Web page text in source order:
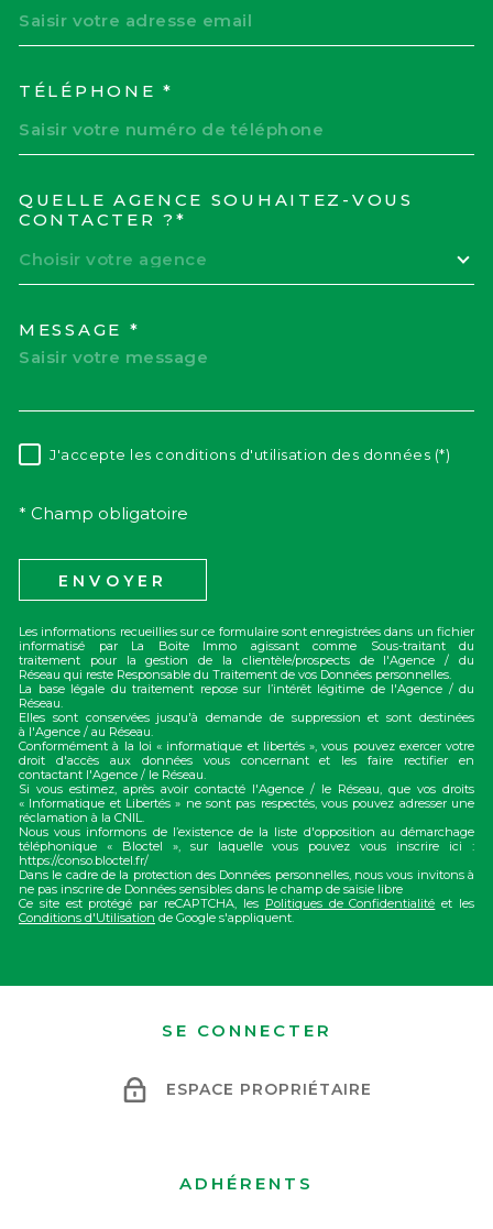
TÉLÉPHONE *
QUELLE AGENCE SOUHAITEZ-VOUS
CONTACTER ?*
Choisir votre agence
MESSAGE *
RÈGLEMENTATION
J'accepte les conditions d'utilisation des données (*)
* Champ obligatoire
ENVOYER
Les informations recueillies sur ce formulaire sont enregistrées dans un fichier
informatisé par La Boite Immo agissant comme Sous-traitant du
traitement pour la gestion de la clientèle/prospects de l'Agence / du
Réseau qui reste Responsable du Traitement de vos Données personnelles.
La base légale du traitement repose sur l’intérêt légitime de l'Agence / du
Réseau.
Elles sont conservées jusqu'à demande de suppression et sont destinées
à l'Agence / au Réseau.
Conformément à la loi « informatique et libertés », vous pouvez exercer votre
droit d'accès aux données vous concernant et les faire rectifier en
contactant l'Agence / le Réseau.
Si vous estimez, après avoir contacté l'Agence / le Réseau, que vos droits
« Informatique et Libertés » ne sont pas respectés, vous pouvez adresser une
réclamation à la CNIL.
Nous vous informons de l’existence de la liste d'opposition au démarchage
téléphonique « Bloctel », sur laquelle vous pouvez vous inscrire ici :
https://conso.bloctel.fr/
Dans le cadre de la protection des Données personnelles, nous vous invitons à
ne pas inscrire de Données sensibles dans le champ de saisie libre
Ce site est protégé par reCAPTCHA, les Politiques de Confidentialité et les
Conditions d'Utilisation de Google s'appliquent.
SE CONNECTER
ESPACE PROPRIÉTAIRE
ADHÉRENTS